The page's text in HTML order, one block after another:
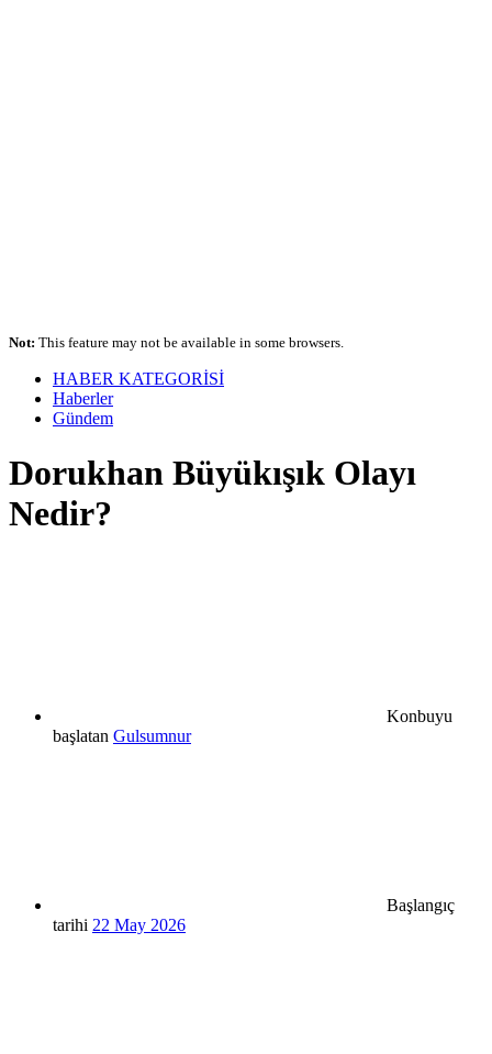
Not: This feature may not be available in some browsers.
HABER KATEGORİSİ
Haberler
Gündem
Dorukhan Büyükışık Olayı
Nedir?
Konbuyu
başlatan Gulsumnur
Başlangıç
tarihi 22 May 2026